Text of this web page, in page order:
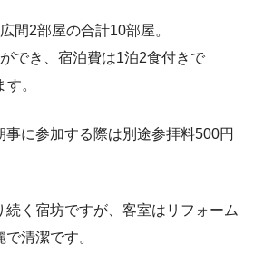
間2部屋の合計10部屋。
でき、宿泊費は1泊2食付きで
。
事に参加する際は別途参拝料500円
続く宿坊ですが、客室はリフォーム
清潔です。